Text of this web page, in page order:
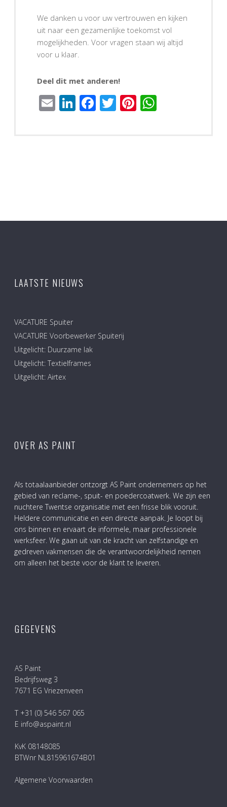
We danken u voor uw vertrouwen en kijken
uit naar een gezamenlijke toekomst vol
mogelijkheden. Voor vragen staan wij altijd
voor u klaar.
Deel dit met anderen!
EmailLinkedIn
Facebook
TwitterPinterest
LAATSTE NIEUWS
VACATURE Spuiter
VACATURE Voorbewerker Spuiterij
Uitgelicht: Duurzame lak
Uitgelicht: Textielframes
Uitgelicht: Airtex
OVER AS PAINT
Als totaalaanbieder ontzorgt AS Paint ondernemers op het
gebied van reclame-, spuit- en poedercoatwerk. We zijn een
nuchtere Twentse organisatie met een frisse blik vooruit.
Heldere communicatie en een directe aanpak. Je loopt bij
ons binnen en ervaart de informele, maar professionele
werksfeer. We gaan uit van de kracht van zelfstandige en
gedreven vakmensen die de verantwoordelijkheid nemen
om alleen het beste voor de klant te leveren.
GEGEVENS
AS Paint
Bedrijfsweg 3
7671 EG Vriezenveen
T +31 (0) 546 567 065
E info@aspaint.nl
KvK 08148085
BTWnr NL815961674B01
Algemene Voorwaarden